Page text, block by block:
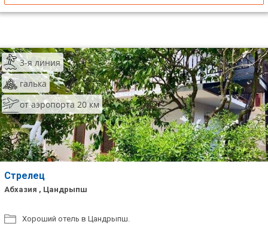
3-я линия
галька
от аэропорта 20 км
Стрелец
Абхазия , Цандрыпш
Хороший отель в Цандрыпш.